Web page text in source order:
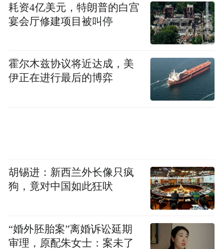
耗资4亿美元，特朗普的白宫
宴会厅修建项目被叫停
霍尔木兹协议将近达成，美
伊正在进行最后的博弈
胡锡进：新西兰外长像只疯
狗，竟对中国如此狂吠
“婚外胚胎案”离婚诉讼延期
审理，原配朱女士：案未了